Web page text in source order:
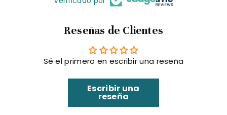
Reseñas de Clientes
Sé el primero en escribir una reseña
Escribir una
reseña